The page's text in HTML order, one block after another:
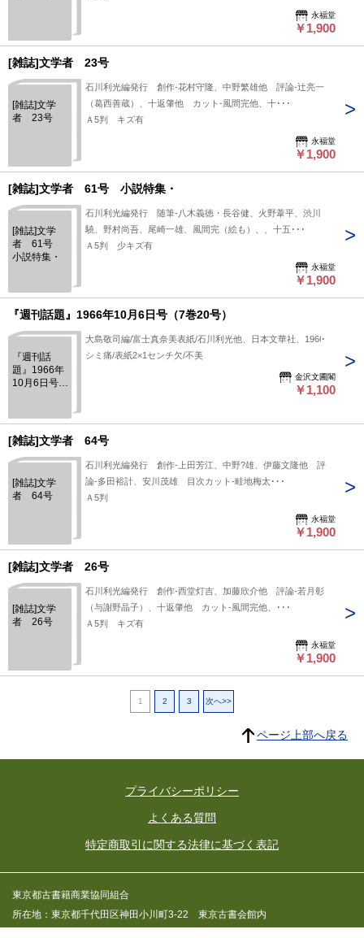
永福堂
￥1,900
[雑誌]文学者 23号
[雑誌]文学
者 23号
石川利光編発行 創作-花村守隆、中野繁雄他 評論-辻亮一
（葛西善蔵）、十返肇他 カット-風間完他、十･･･
Ａ5判 キズ有
永福堂
￥1,900
[雑誌]文学者 61号 小説特集・
[雑誌]文学
者 61号
小説特集・
石川利光編発行 随筆-八木義徳・長谷健、火野葦平、渋川
驍、野村尚吾、尾崎一雄、風間完（絵も）、、十五･･･
Ａ5判 少キズ有
永福堂
￥1,900
『週刊話題』1966年10月6日号（7巻20号）
『週刊話
題』1966年
10月6日号
大島敬司編/富士真奈美表紙/石川利光他、日本文華社、1966
シミ痛/表紙2×1センチ欠/不美
金沢文圃閣
￥1,100
[雑誌]文学者 64号
[雑誌]文学
者 64号
石川利光編発行 創作-上田芳江、中野?雄、伊藤文隆他 評
論-多田裕計、安川茂雄 目次カット-畦地梅太･･･
Ａ5判
永福堂
￥1,900
[雑誌]文学者 26号
[雑誌]文学
者 26号
石川利光編発行 創作-西堂灯吉、加藤欣介他 評論-若月彰
（与謝野晶子）、十返肇他 カット-風間完他、･･･
Ａ5判 キズ有
永福堂
￥1,900
1 2 3 次へ>>
ページ上部へ戻る
プライバシーポリシー
よくある質問
特定商取引に関する法律に基づく表記
東京都古書籍商業協同組合
所在地：東京都千代田区神田小川町3-22 東京古書会館内